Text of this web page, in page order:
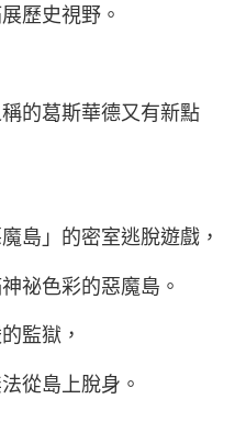
歷史視野。
的葛斯華德又有新點
島」的密室逃脫遊戲，
祕色彩的惡魔島。
監獄，
從島上脫身。